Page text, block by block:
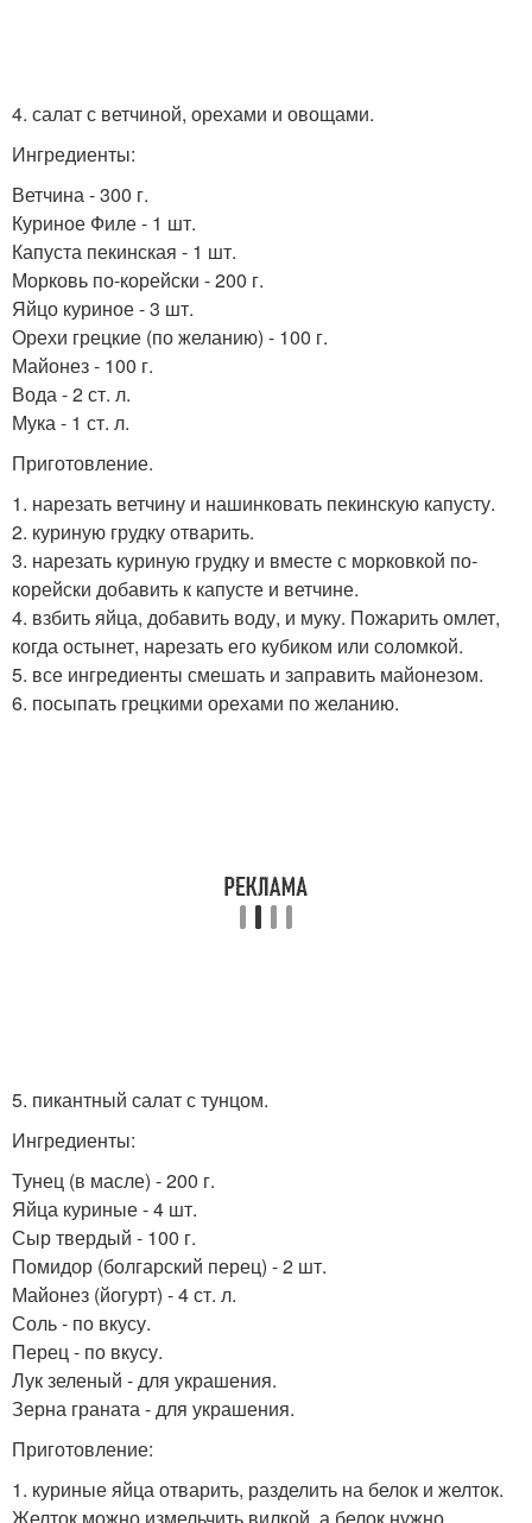
4. салат с ветчиной, орехами и овощами.
Ингредиенты:
Ветчина - 300 г.
Куриное Филе - 1 шт.
Капуста пекинская - 1 шт.
Морковь по-корейски - 200 г.
Яйцо куриное - 3 шт.
Орехи грецкие (по желанию) - 100 г.
Майонез - 100 г.
Вода - 2 ст. л.
Мука - 1 ст. л.
Приготовление.
1. нарезать ветчину и нашинковать пекинскую капусту.
2. куриную грудку отварить.
3. нарезать куриную грудку и вместе с морковкой по-
корейски добавить к капусте и ветчине.
4. взбить яйца, добавить воду, и муку. Пожарить омлет,
когда остынет, нарезать его кубиком или соломкой.
5. все ингредиенты смешать и заправить майонезом.
6. посыпать грецкими орехами по желанию.
5. пикантный салат с тунцом.
Ингредиенты:
Тунец (в масле) - 200 г.
Яйца куриные - 4 шт.
Сыр твердый - 100 г.
Помидор (болгарский перец) - 2 шт.
Майонез (йогурт) - 4 ст. л.
Соль - по вкусу.
Перец - по вкусу.
Лук зеленый - для украшения.
Зерна граната - для украшения.
Приготовление:
1. куриные яйца отварить, разделить на белок и желток.